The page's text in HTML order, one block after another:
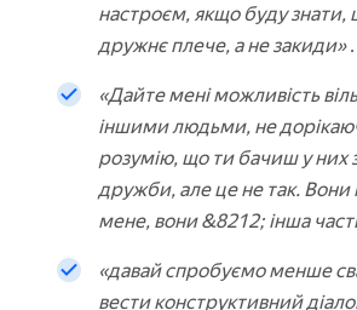
настроєм, якщо буду знати,
дружнє плече, а не закиди».
«Дайте мені можливість
іншими людьми, не
розумію, що ти бачиш у них
дружби, але це не так. Вони
мене, вони &8212; інша
«давай спробуємо менше
вести конструктивний